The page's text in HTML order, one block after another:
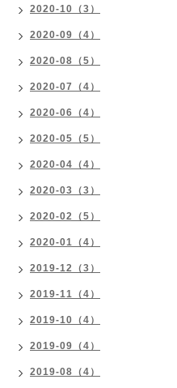
2020-10（3）
2020-09（4）
2020-08（5）
2020-07（4）
2020-06（4）
2020-05（5）
2020-04（4）
2020-03（3）
2020-02（5）
2020-01（4）
2019-12（3）
2019-11（4）
2019-10（4）
2019-09（4）
2019-08（4）